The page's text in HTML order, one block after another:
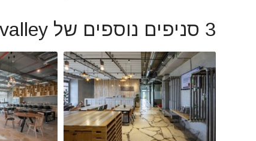
3 סניפים נוספים של Openvalley